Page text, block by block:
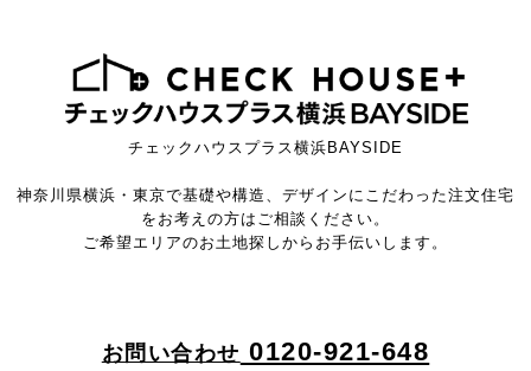
チェックハウスプラス横浜BAYSIDE
神奈川県横浜・東京で基礎や構造、デザインにこだわった注文住宅
をお考えの方はご相談ください。
ご希望エリアのお土地探しからお手伝いします。
お問い合わせ 0120-921-648